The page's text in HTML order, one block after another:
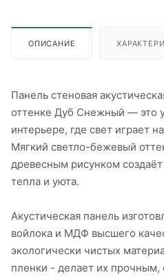
ОПИСАНИЕ
Панель стеновая
оттенке Дуб Снежный — это
интерьере, где свет играет
Мягкий светло-бежевый
древесным рисунком
тепла и уюта.
Акустическая панель
войлока и МДФ высшего
экологически чистых
пленки - делает их